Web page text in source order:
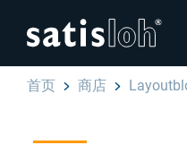
隐藏页面导航
首页 商店